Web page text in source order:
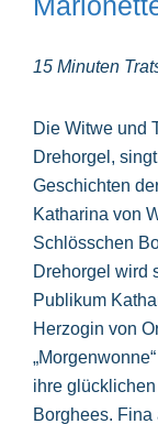
15 Minuten
Die Witwe und
Drehorgel,
Geschichten
Katharina von
Schlösschen
Drehorgel wird
Publikum
Herzogin von
ihre
Borghees.